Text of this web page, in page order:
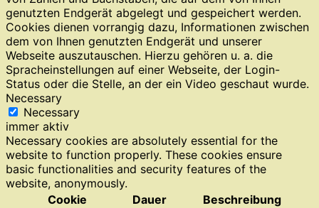
genutzten Endgerät abgelegt und gespeichert werden.
Cookies dienen vorrangig dazu, Informationen zwischen
dem von Ihnen genutzten Endgerät und unserer
Webseite auszutauschen. Hierzu gehören u. a. die
Spracheinstellungen auf einer Webseite, der Login-
Status oder die Stelle, an der ein Video geschaut wurde.
Necessary
Necessary
immer aktiv
Necessary cookies are absolutely essential for the
website to function properly. These cookies ensure
basic functionalities and security features of the
website, anonymously.
Cookie
Dauer Beschreibung